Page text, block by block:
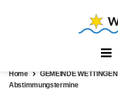
Home GEMEINDE WETTINGEN
Abstimmungstermine